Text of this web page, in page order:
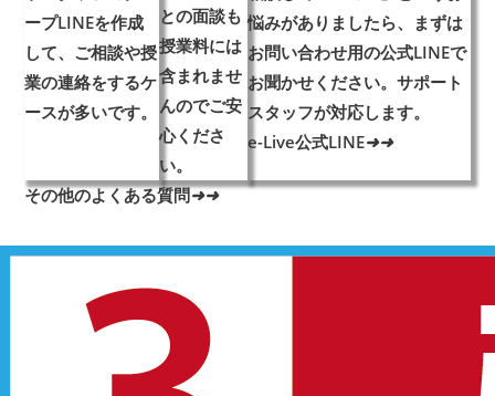
ープLINEを作成
して、ご相談や授
業の連絡をするケ
ースが多いです。
との面談も
授業料には
含まれませ
んのでご安
心くださ
い。
悩みがありましたら、まずは
お問い合わせ用の公式LINEで
お聞かせください。サポート
スタッフが対応します。
e-Live公式LINE➜➜
その他のよくある質問➜➜